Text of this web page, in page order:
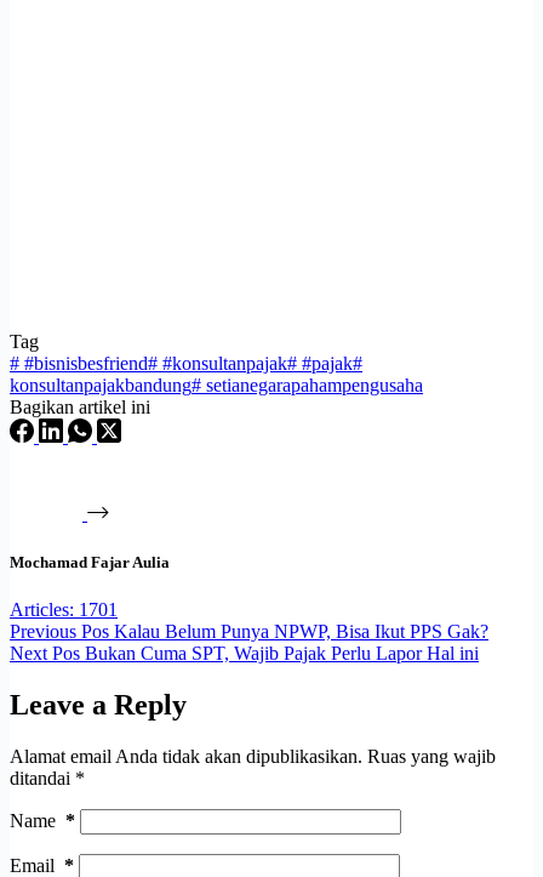
Tag
# #bisnisbesfriend# #konsultanpajak# #pajak#
konsultanpajakbandung# setianegarapahampengusaha
Bagikan artikel ini
Mochamad Fajar Aulia
Articles: 1701
Previous Pos Kalau Belum Punya NPWP, Bisa Ikut PPS Gak?
Next Pos Bukan Cuma SPT, Wajib Pajak Perlu Lapor Hal ini
Leave a Reply
Alamat email Anda tidak akan dipublikasikan. Ruas yang wajib
ditandai *
Name *
Email *